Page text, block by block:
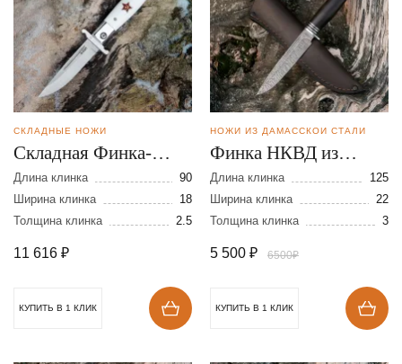
СКЛАДНЫЕ НОЖИ
Складная Финка-
мини из стали N690
Длина клинка
90
Ширина клинка
18
Толщина клинка
2.5
11 616 ₽
КУПИТЬ В 1 КЛИК
НОЖИ ИЗ ДАМАССКОЙ СТАЛИ
Финка НКВД из
дамасской стали
Длина клинка
125
Ширина клинка
22
Толщина клинка
3
5 500 ₽ 6500₽
КУПИТЬ В 1 КЛИК